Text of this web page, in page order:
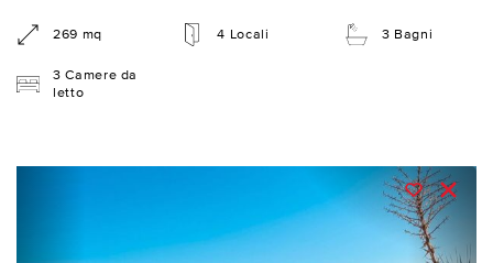
269 mq 4 Locali 3 Bagni
3 Camere da
letto